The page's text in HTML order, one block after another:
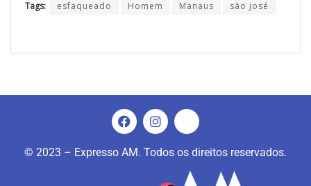
Tags: esfaqueado Homem Manaus são josé
© 2023 – Expresso AM. Todos os direitos reservados.